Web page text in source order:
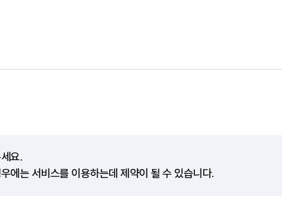
요.
에는 서비스를 이용하는데 제약이 될 수 있습니다.